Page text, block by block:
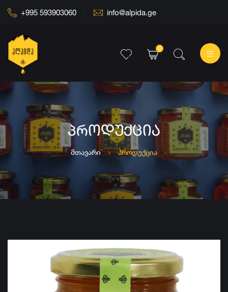
+995 593903060 info@alpida.ge
0
ᲞᲠᲝᲓᲣᲥᲪᲘᲐ
მთავარი პროდუქცია